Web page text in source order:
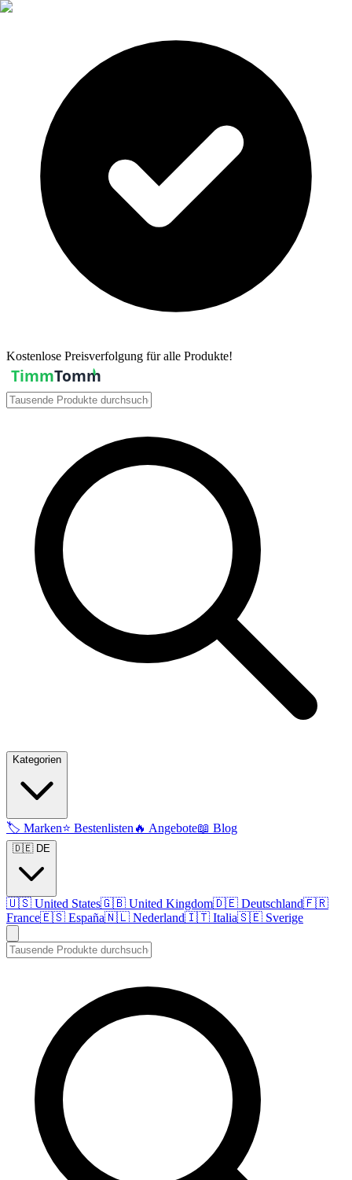
Kostenlose Preisverfolgung für alle Produkte!
Kategorien
🏷️ Marken⭐ Bestenlisten 🔥 Angebote📖 Blog
🇩🇪 DE
🇺🇸 United States🇬🇧 United Kingdom🇩🇪 Deutschland🇫🇷
France🇪🇸 España🇳🇱 Nederland🇮🇹 Italia🇸🇪 Sverige